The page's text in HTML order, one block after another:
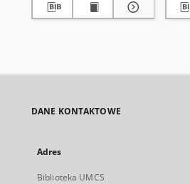
DANE KONTAKTOWE
Adres
Biblioteka UMCS